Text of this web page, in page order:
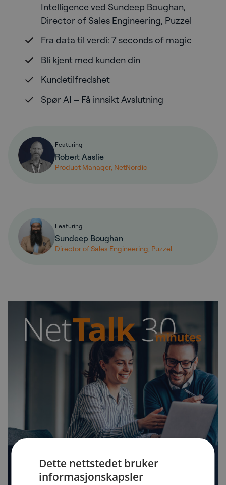
Intelligence ved Sundeep Boughan,
Director of Sales Engineering, Puzzel
Fra data til verdi: 7 seconds of magic
Bli kjent med kunden din
Kundetilfredshet
Spør AI – Få innsikt Avslutning
Featuring
Robert Aaslie
Product Manager, NetNordic
Featuring
Sundeep Boughan
Director of Sales Engineering, Puzzel
Dette nettstedet bruker
informasjonskapsler